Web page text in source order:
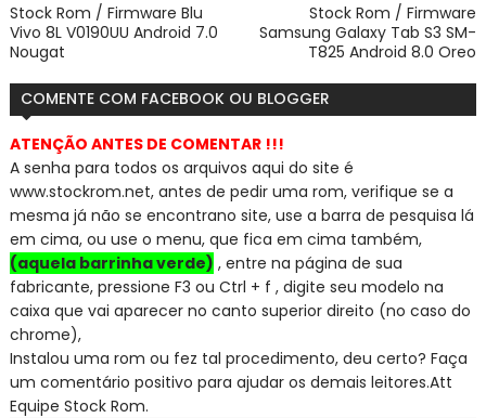
Stock Rom / Firmware
Samsung Galaxy Tab S3 SM-
T825 Android 8.0 Oreo
Stock Rom / Firmware Blu
Vivo 8L V0190UU Android 7.0
Nougat
COMENTE COM FACEBOOK OU BLOGGER
ATENÇÃO ANTES DE COMENTAR !!!
A senha para todos os arquivos aqui do site é
www.stockrom.net, antes de pedir uma rom, verifique se a
mesma já não se encontrano site, use a barra de pesquisa lá
em cima, ou use o menu, que fica em cima também,
(aquela barrinha verde) , entre na página de sua
fabricante, pressione F3 ou Ctrl + f , digite seu modelo na
caixa que vai aparecer no canto superior direito (no caso do
chrome),
Instalou uma rom ou fez tal procedimento, deu certo? Faça
um comentário positivo para ajudar os demais leitores.Att
Equipe Stock Rom.